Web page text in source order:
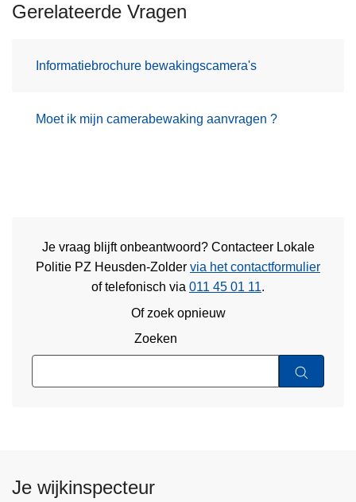
Gerelateerde Vragen
Informatiebrochure bewakingscamera's
Moet ik mijn camerabewaking aanvragen ?
Je vraag blijft onbeantwoord? Contacteer Lokale
Politie PZ Heusden-Zolder via het contactformulier
oftelefonisch via 011 45 01 11.
Of zoek opnieuw
Zoeken
Je wijkinspecteur